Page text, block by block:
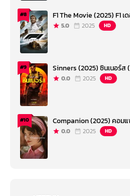
#8 F1 The Movie (2025) F1
5.0 2025 HD
#9 Sinners (2025) ซินเนอร์ส
0.0 2025 HD
#10 Companion (2025) คอม
0.0 2025 HD